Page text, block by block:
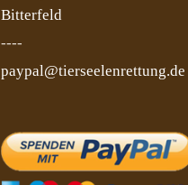
Bitterfeld
----
paypal@tierseelenrettung.de